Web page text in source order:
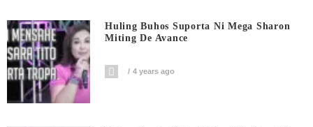
Huling Buhos Suporta Ni Mega Sharon
Miting De Avance
4 years ago